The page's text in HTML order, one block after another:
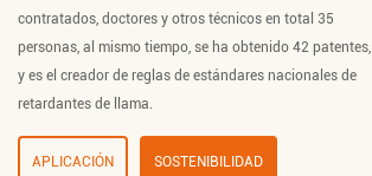
contratados, doctores y otros técnicos en total 35
personas, al mismo tiempo, se ha obtenido 42 patentes,
y es el creador de reglas de estándares nacionales de
retardantes de llama.
APLICACIÓN SOSTENIBILIDAD